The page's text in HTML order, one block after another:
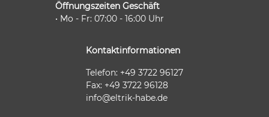
Öffnungszeiten Geschäft
• Mo - Fr: 07:00 - 16:00 Uhr
Kontaktinformationen
Telefon: +49 3722 96127
Fax: +49 3722 96128
info@eltrik-habe.de